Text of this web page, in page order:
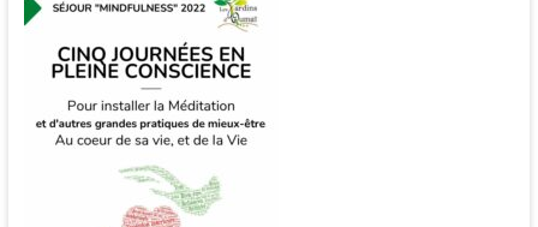
de
la
merveilleuse
association
<b/>sophrologie,
psychologie